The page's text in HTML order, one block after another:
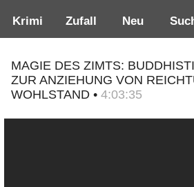
Krimi Zufall Neu
MAGIE DES ZIMTS:
ZUR ANZIEHUNG VON
WOHLSTAND • 4:03:35